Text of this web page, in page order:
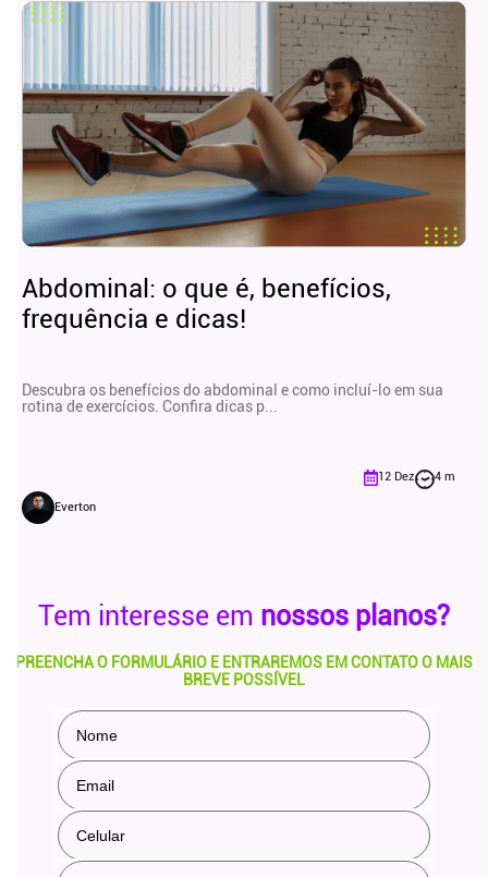
Abdominal: o que é, benefícios,
frequência e dicas!
Descubra os benefícios do abdominal e como incluí-lo em sua
rotina de exercícios. Confira dicas p...
Everton
12 Dez 4 m
Tem interesse em nossos planos?
PREENCHA O FORMULÁRIO E ENTRAREMOS EM CONTATO O MAIS
BREVE POSSÍVEL